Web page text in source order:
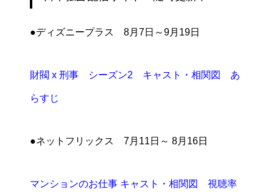
●ディズニープラス 8月7日～9月19日
財閥 x 刑事 シーズン2 キャスト・相関図 あ
らすじ
●ネットフリックス 7月11日～ 8月16日
マンションのお仕事 キャスト・相関図 視聴率